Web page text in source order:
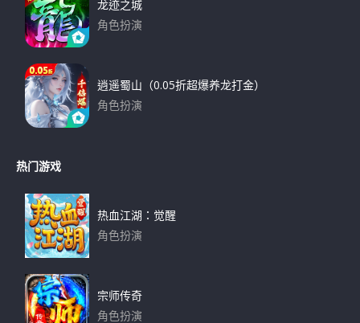
龙迹之城
角色扮演
逍遥蜀山（0.05折超爆养龙打金）
角色扮演
热门游戏
热血江湖：觉醒
角色扮演
宗师传奇
角色扮演